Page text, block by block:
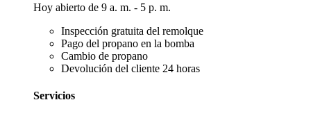
Hoy abierto de 9 a. m. - 5 p. m.
Inspección gratuita del remolque
Pago del propano en la bomba
Cambio de propano
Devolución del cliente 24 horas
Servicios